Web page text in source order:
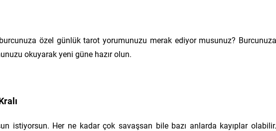
özel günlük tarot yorumunuzu merak ediyor musunuz? Burcunuza
okuyarak yeni güne hazır olun.
istiyorsun. Her ne kadar çok savaşsan bile bazı anlarda kayıplar olabilir.